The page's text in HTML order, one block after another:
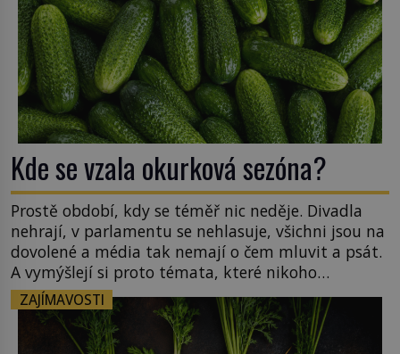
Kde se vzala okurková sezóna?
Prostě období, kdy se téměř nic neděje. Divadla
nehrají, v parlamentu se nehlasuje, všichni jsou na
dovolené a média tak nemají o čem mluvit a psát.
A vymýšlejí si proto témata, které nikoho
nezajímají. Proč je však ona letní doba spojovaná
zrovna s okurkami? Okurkovou sezónu známe už
od poloviny 19. století, ovšem jako Češi […]
ZAJÍMAVOSTI